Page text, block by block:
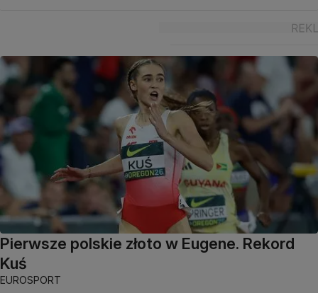
Pierwsze polskie złoto w Eugene. Rekord
Kuś
EUROSPORT